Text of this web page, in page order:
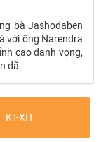
bà Jashodaben
với ông Narendra
cao danh vọng,
dã.
KT-XH